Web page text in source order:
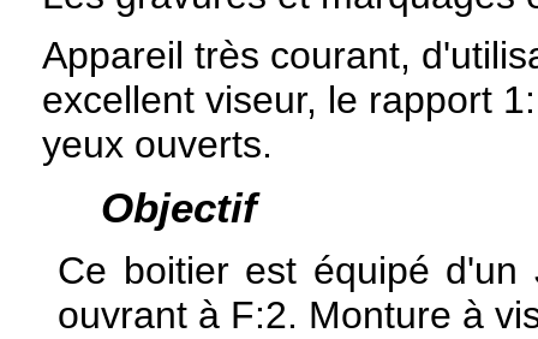
Appareil très courant,
excellent viseur, le rapport
yeux ouverts.
Objectif
Ce boitier est équipé
ouvrant à F:2. Monture à